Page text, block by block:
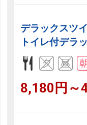
デラックスツ
トイレ付デラ
8,180円～